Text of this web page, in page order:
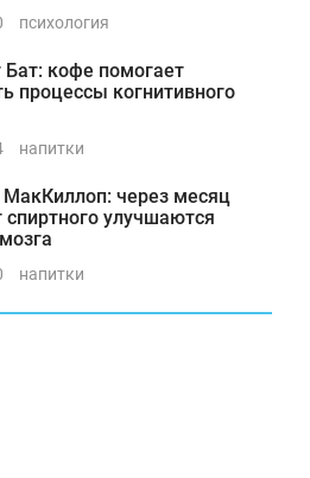
психология
Бат: кофе помогает
процессы когнитивного
напитки
МакКиллоп: через месяц
спиртного улучшаются
напитки